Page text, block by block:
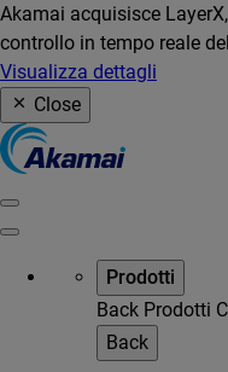
Akamai acquisisce
controllo in tempo reale
Visualizza dettagli
Close
Prodotti
Back Prodotti
Back